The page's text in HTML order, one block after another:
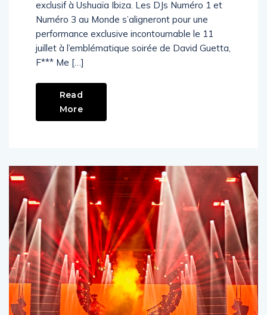
exclusif à Ushuaïa Ibiza. Les DJs Numéro 1 et
Numéro 3 au Monde s’aligneront pour une
performance exclusive incontournable le 11
juillet à l’emblématique soirée de David Guetta,
F*** Me […]
Read
More